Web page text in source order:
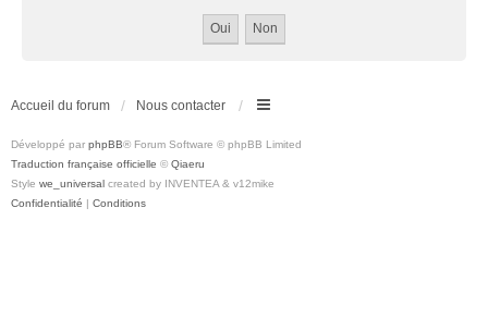
Accueil du forum Nous contacter
Développé par phpBB® Forum Software © phpBB Limited
Traduction française officielle © Qiaeru
Style we_universal created by INVENTEA & v12mike
Confidentialité | Conditions